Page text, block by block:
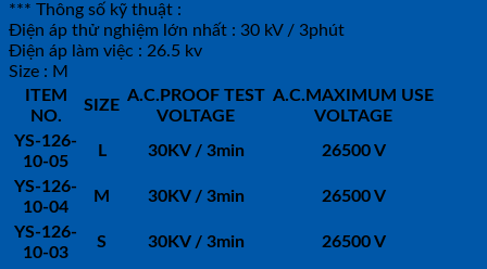
*** Thông số kỹ thuật :
Điện áp thử nghiệm lớn nhất : 30 kV / 3phút
Điện áp làm việc : 26.5 kv
Size : M
ITEM
NO.
SIZE
A.C.PROOF TEST
VOLTAGE
A.C.MAXIMUM USE
VOLTAGE
YS-126-
10-05
L 30KV / 3min 26500 V
YS-126-
10-04
M 30KV / 3min 26500 V
YS-126-
10-03
S 30KV / 3min 26500 V